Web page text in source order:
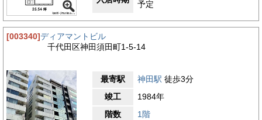
設備
耐震性
エントランス
予定
[003340]ディアマントビル
千代田区神田須田町1-5-14
最寄駅 神田駅 徒歩3分
竣工
1984年
階数
1階